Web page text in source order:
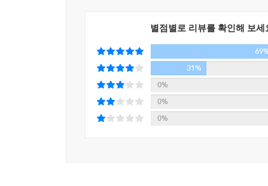
현장감 있게 전문적으로 다룬 책은 아직까지 없을
이 책을 쓴 박정훈은 한국 최초의 배달 노동자들
자유롭게 일할 수 있는 일자리를 찾다 우연히 맥
시위를 했다. 이 시위가 주목받은 데 힘입어 라
배달 대행, 배민라이더스를 두루 경험했다. 다양
부처 관료와 국회의원, 박사, 법조인, 음식점 사장
별점별로 리뷰를 확인해 보세
31%
0%
0%
0%